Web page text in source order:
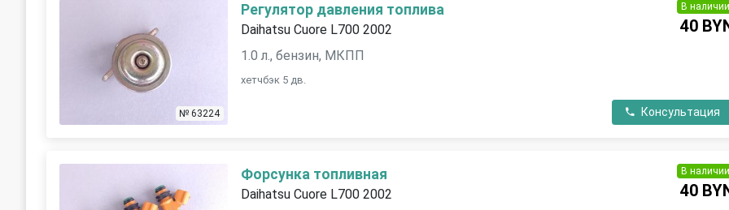
№ 63224
Pегулятор давления топлива
Daihatsu Cuore L700 2002
1.0 л., бензин, МКПП
хетчбэк 5 дв.
В наличии
40
Консультация
Форсунка топливная
Daihatsu Cuore L700 2002
В наличии
40